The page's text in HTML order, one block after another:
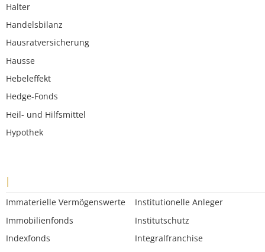
Halter
Handelsbilanz
Hausratversicherung
Hausse
Hebeleffekt
Hedge-Fonds
Heil- und Hilfsmittel
Hypothek
I
Immaterielle Vermögenswerte
Immobilienfonds
Indexfonds
Institutionelle Anleger
Institutschutz
Integralfranchise